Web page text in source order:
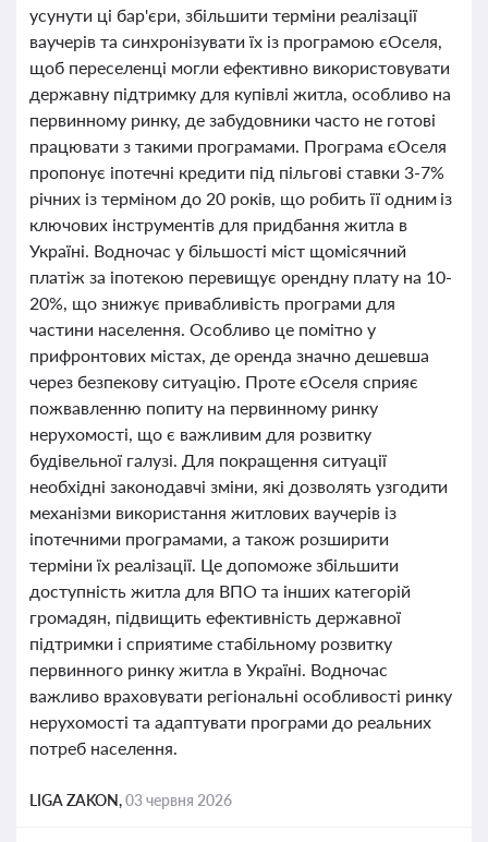
усунути ці бар'єри, збільшити терміни реалізації
ваучерів та синхронізувати їх із програмою єОселя,
щоб переселенці могли ефективно використовувати
державну підтримку для купівлі житла, особливо на
первинному ринку, де забудовники часто не готові
працювати з такими програмами. Програма єОселя
пропонує іпотечні кредити під пільгові ставки 3-7%
річних із терміном до 20 років, що робить її одним із
ключових інструментів для придбання житла в
Україні. Водночас у більшості міст щомісячний
платіж за іпотекою перевищує орендну плату на 10-
20%, що знижує привабливість програми для
частини населення. Особливо це помітно у
прифронтових містах, де оренда значно дешевша
через безпекову ситуацію. Проте єОселя сприяє
пожвавленню попиту на первинному ринку
нерухомості, що є важливим для розвитку
будівельної галузі. Для покращення ситуації
необхідні законодавчі зміни, які дозволять узгодити
механізми використання житлових ваучерів із
іпотечними програмами, а також розширити
терміни їх реалізації. Це допоможе збільшити
доступність житла для ВПО та інших категорій
громадян, підвищить ефективність державної
підтримки і сприятиме стабільному розвитку
первинного ринку житла в Україні. Водночас
важливо враховувати регіональні особливості ринку
нерухомості та адаптувати програми до реальних
потреб населення.
LIGA ZAKON,03 червня 2026